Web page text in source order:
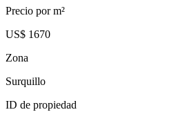
Precio por m²
US$ 1670
Zona
Surquillo
ID de propiedad